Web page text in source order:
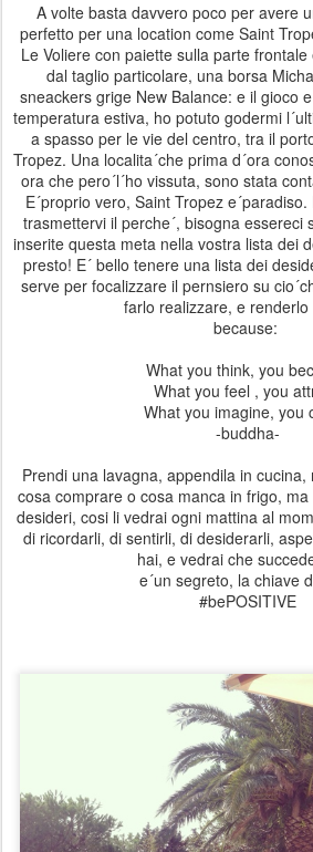
A volte basta davvero poco per avere
perfetto per una location come Saint
Le Voliere con paiette sulla parte
dal taglio particolare, una borsa
sneackers grige New Balance: e il gioco
temperatura estiva, ho potuto godermi
a spasso per le vie del centro, tra il
Tropez. Una localita´che prima d´ora
ora che pero´l´ho vissuta, sono stata
E´proprio vero, Saint Tropez
trasmettervi il perche´, bisogna essereci
inserite questa meta nella vostra lista dei
presto! E´ bello tenere una lista dei
serve per focalizzare il pernsiero su
farlo realizzare, e renderlo
because:
What you think, you
What you feel , you
What you imagine, you
-buddha-
Prendi una lavagna, appendila in
cosa comprare o cosa manca in frigo,
desideri, cosi li vedrai ogni mattina al
di ricordarli, di sentirli, di desiderarli,
hai, e vedrai che
e´un segreto, la chiave
#bePOSITIVE